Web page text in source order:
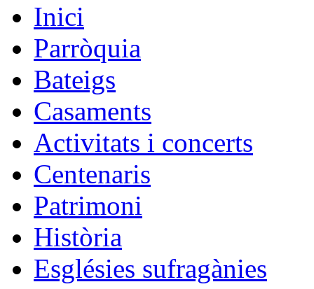
Inici
Parròquia
Bateigs
Casaments
Activitats i concerts
Centenaris
Patrimoni
Història
Esglésies sufragànies